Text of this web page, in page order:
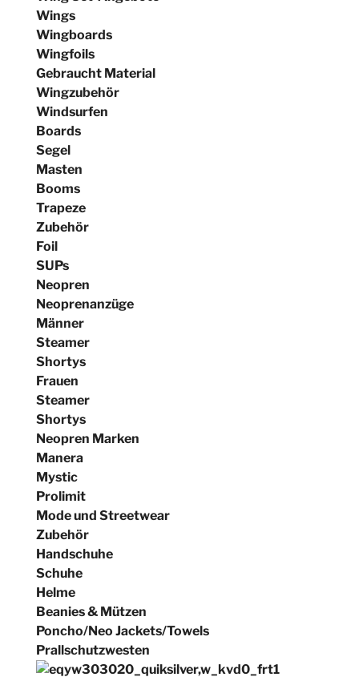
Wings
Wingboards
Wingfoils
Gebraucht Material
Wingzubehör
Windsurfen
Boards
Segel
Masten
Booms
Trapeze
Zubehör
Foil
SUPs
Neopren
Neoprenanzüge
Männer
Steamer
Shortys
Frauen
Steamer
Shortys
Neopren Marken
Manera
Mystic
Prolimit
Mode und Streetwear
Zubehör
Handschuhe
Schuhe
Helme
Beanies & Mützen
Poncho/Neo Jackets/Towels
Prallschutzwesten